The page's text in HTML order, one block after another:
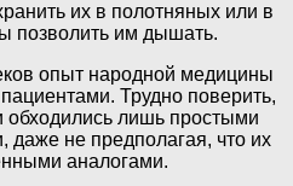
их в полотняных или в
позволить им дышать.
опыт народной медицины
Трудно поверить,
лишь простыми
даже не предполагая, что их
аналогами.